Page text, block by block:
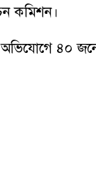
কমিশন।
৪০ জনের